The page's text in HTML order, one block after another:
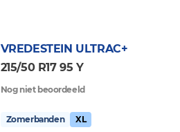
VREDESTEIN ULTRAC+
215/50 R17 95 Y
Nog niet beoordeeld
Zomerbanden XL